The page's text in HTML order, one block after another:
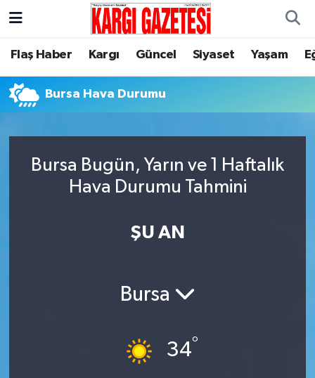
Flaş Haber Kargı Güncel Siyaset Yaşam
Bursa Hava Durumu
Bursa Bugün, Yarın ve 1 Haftalık
Hava Durumu Tahmini
ŞU AN
Bursa
34°
Flaş Haber
Kargı
Siyaset
Yaşam
Nöbetçi Eczaneler
Hava Durumu
Trafik Durumu
Süper Lig Puan Durumu ve Fikstür